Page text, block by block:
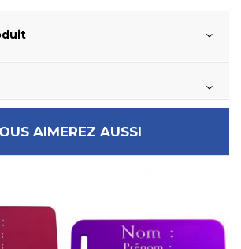
AIMEREZ AUSSI